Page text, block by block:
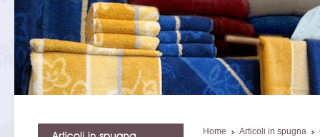
Home Articoli in spugna